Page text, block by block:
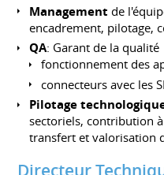
Management de
encadrement, pilotage,
QA: Garant de la qualité
fonctionnement des
connecteurs avec les
Pilotage
sectoriels, contribution
transfert et valorisation
Directeur